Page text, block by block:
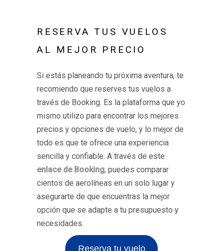
RESERVA TUS VUELOS
AL MEJOR PRECIO
Si estás planeando tu próxima aventura, te
recomiendo que reserves tus vuelos a
través de Booking. Es la plataforma que yo
mismo utilizo para encontrar los mejores
precios y opciones de vuelo, y lo mejor de
todo es que te ofrece una experiencia
sencilla y confiable. A través de este
enlace de Booking, puedes comparar
cientos de aerolíneas en un solo lugar y
asegurarte de que encuentras la mejor
opción que se adapte a tu presupuesto y
necesidades.
Reserva tu vuelo